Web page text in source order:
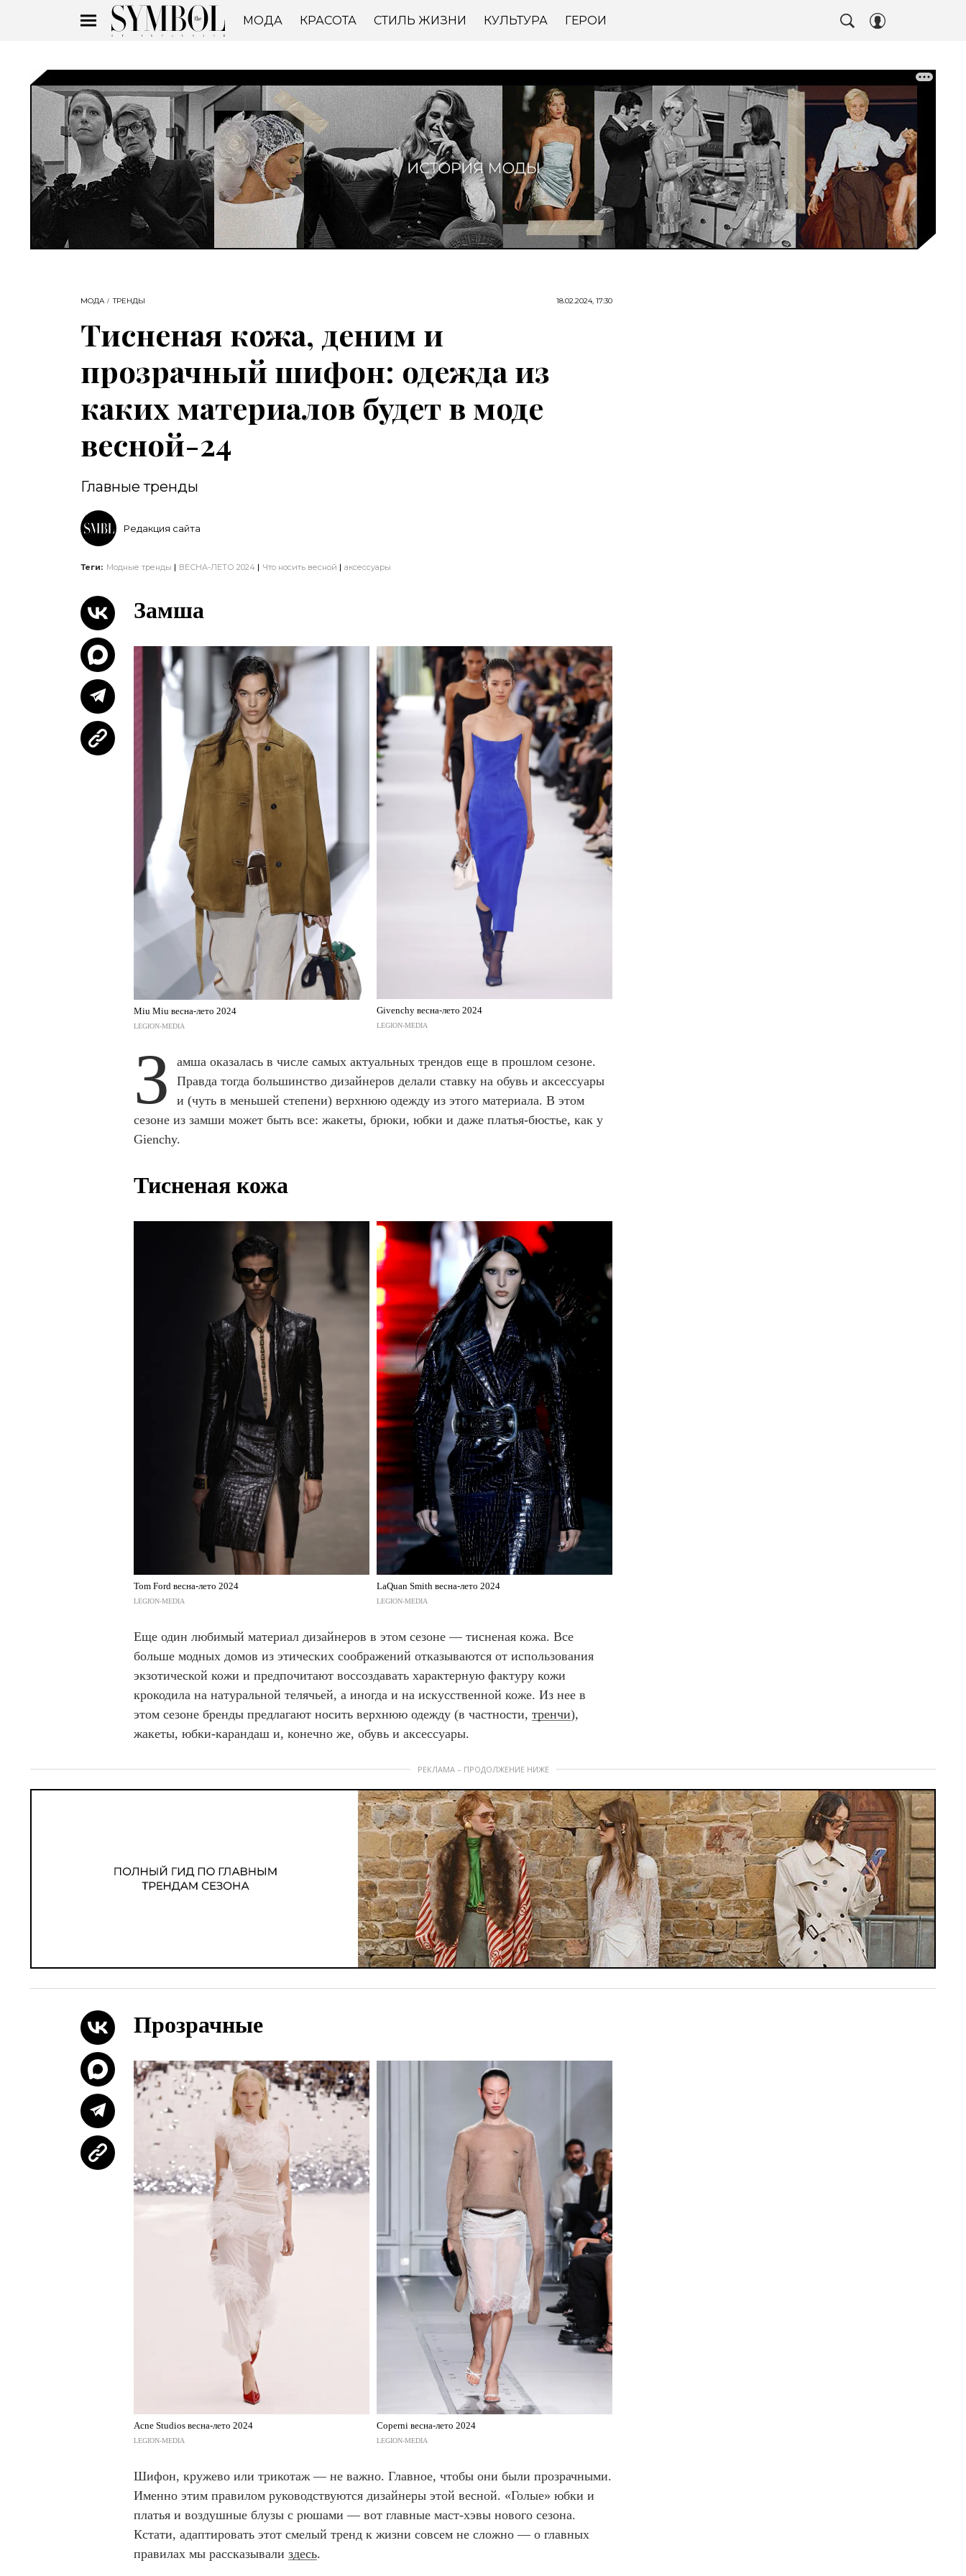
МОДА КРАСОТА СТИЛЬ ЖИЗНИ КУЛЬТУРА ГЕРОИ
МОДА ТРЕНДЫ 18.02.2024, 17:30
Тисненая кожа, деним и
прозрачный шифон: одежда из
каких материалов будет в моде
весной-24
Главные тренды
Редакция сайта
Теги: Модные тренды ВЕСНА-ЛЕТО 2024 Что носить весной аксессуары
Замша
Miu Miu весна-лето 2024
LEGION-MEDIA
Givenchy весна-лето 2024
LEGION-MEDIA
З
амша оказалась в числе самых актуальных трендов еще в прошлом сезоне.
Правда тогда большинство дизайнеров делали ставку на обувь и аксессуары
и (чуть в меньшей степени) верхнюю одежду из этого материала. В этом
сезоне из замши может быть все: жакеты, брюки, юбки и даже платья-бюстье, как у
Gienchy.
Тисненая кожа
Tom Ford весна-лето 2024
LEGION-MEDIA
LaQuan Smith весна-лето 2024
LEGION-MEDIA
Еще один любимый материал дизайнеров в этом сезоне — тисненая кожа. Все
больше модных домов из этических соображений отказываются от использования
экзотической кожи и предпочитают воссоздавать характерную фактуру кожи
крокодила на натуральной телячьей, а иногда и на искусственной коже. Из нее в
этом сезоне бренды предлагают носить верхнюю одежду (в частности, тренчи),
жакеты, юбки-карандаш и, конечно же, обувь и аксессуары.
РЕКЛАМА – ПРОДОЛЖЕНИЕ НИЖЕ
Прозрачные
Acne Studios весна-лето 2024
LEGION-MEDIA
Coperni весна-лето 2024
LEGION-MEDIA
Шифон, кружево или трикотаж — не важно. Главное, чтобы они были прозрачными.
Именно этим правилом руководствуются дизайнеры этой весной. «Голые» юбки и
платья и воздушные блузы с рюшами — вот главные маст-хэвы нового сезона.
Кстати, адаптировать этот смелый тренд к жизни совсем не сложно — о главных
правилах мы рассказывали здесь.